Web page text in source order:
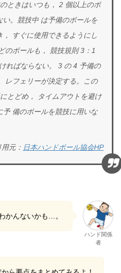
ときはいつも， 2 個以上のボ
い。競技中 は予備のボールを
すぐに使用できるようにし
のボールも， 競技規則 3：1
ればならない。
3 の 4 予備の
レフェリーが決定する。この
とどめ， タイムアウトを避け
予備のボールを競技に用いな
用元： 日本ハンドボール協会HP
かんないかも…。
ハンド関係
者